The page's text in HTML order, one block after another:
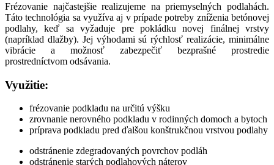
Frézovanie najčastejšie realizujeme na priemyselných podlahách.
Táto technológia sa využíva aj v prípade potreby zníženia betónovej
podlahy, keď sa vyžaduje pre pokládku novej finálnej vrstvy
(napríklad dlažby). Jej výhodami sú rýchlosť realizácie, minimálne
vibrácie a možnosť zabezpečiť bezprašné prostredie
prostredníctvom odsávania.
Využitie:
frézovanie podkladu na určitú výšku
zrovnanie nerovného podkladu v rodinných domoch a bytoch
príprava podkladu pred ďalšou konštrukčnou vrstvou podlahy
odstránenie zdegradovaných povrchov podláh
odstránenie starých podlahových náterov